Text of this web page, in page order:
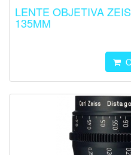
LENTE OBJETIVA
135MM